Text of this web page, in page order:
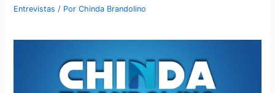
Entrevistas / PorChinda Brandolino